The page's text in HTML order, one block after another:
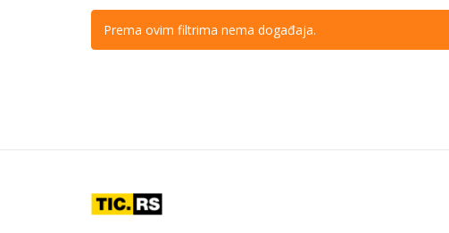
Prema ovim filtrima nema događaja.